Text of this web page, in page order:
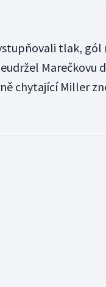
tlak,
Marečkovu
chytající Miller